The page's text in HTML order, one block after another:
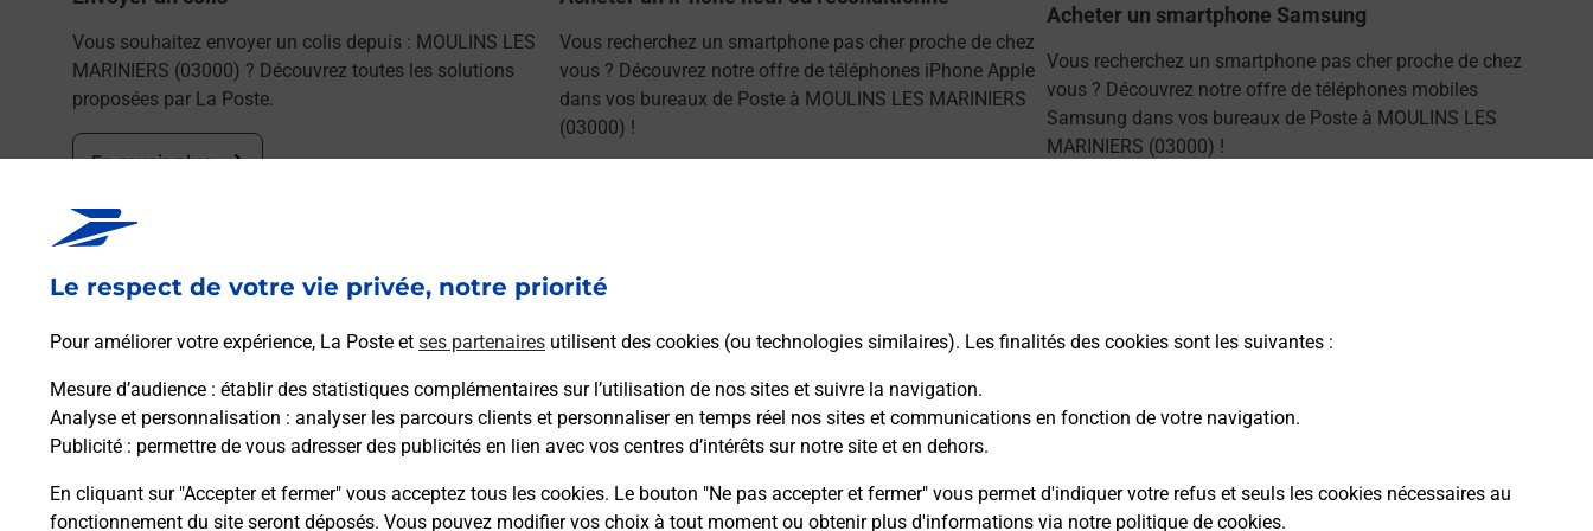
Le respect de votre vie privée, notre priorité
Pour améliorer votre expérience, La Poste et ses partenaires utilisent des cookies (ou technologies similaires). Les finalités des cookies sont les suivantes :
Mesure d’audience : établir des statistiques complémentaires sur l’utilisation de nos sites et suivre la navigation.
Analyse et personnalisation : analyser les parcours clients et personnaliser en temps réel nos sites et communications en fonction de votre navigation.
Publicité : permettre de vous adresser des publicités en lien avec vos centres d’intérêts sur notre site et en dehors.
En cliquant sur "Accepter et fermer" vous acceptez tous les cookies. Le bouton "Ne pas accepter et fermer" vous permet d'indiquer votre refus et seuls les cookies nécessaires au
fonctionnement du site seront déposés. Vous pouvez modifier vos choix à tout moment ou obtenir plus d'informations via notre politique de cookies.
Vous souhaitez envoyer un colis depuis : MOULINS LES
MARINIERS (03000) ? Découvrez toutes les solutions
proposées par La Poste.
En savoir plus
Vous recherchez un smartphone pas cher proche de chez
vous ? Découvrez notre offre de téléphones iPhone Apple
dans vos bureaux de Poste à MOULINS LES MARINIERS
(03000) !
Acheter un smartphone Samsung
Vous recherchez un smartphone pas cher proche de chez
vous ? Découvrez notre offre de téléphones mobiles
Samsung dans vos bureaux de Poste à MOULINS LES
MARINIERS (03000) !
Foire aux questions
Quel âge minimum faut-il pour passer le permis bateau ?